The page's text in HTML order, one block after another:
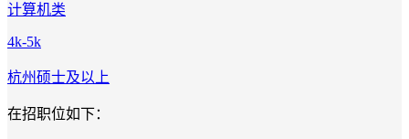
计算机类
4k-5k
杭州硕士及以上
在招职位如下：